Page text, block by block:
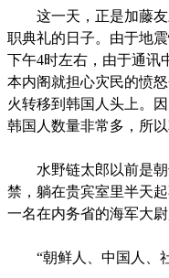
这一天，正是加藤友
职典礼的日子。由于地
下午4时左右，由于通讯
本内阁就担心灾民的愤
火转移到韩国人头上。
韩国人数量非常多，所
水野链太郎以前是朝
禁，躺在贵宾室里半天
一名在内务省的海军大
“朝鲜人、中国人、社